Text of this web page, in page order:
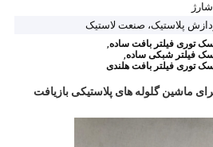
شارژ
پلاستیک، صنعت لاستیک
توری فیلتر بافت ساده,
فیلتر شبکی ساده,
توری فیلتر بافت هلندی
ماشین گلوله های پلاستیکی بازیافت